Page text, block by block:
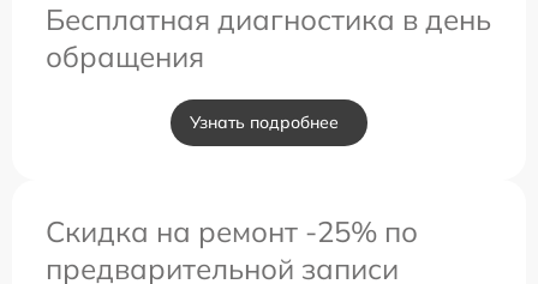
Бесплатная диагностика в день
обращения
Узнать подробнее
Скидка на ремонт -25% по
предварительной записи